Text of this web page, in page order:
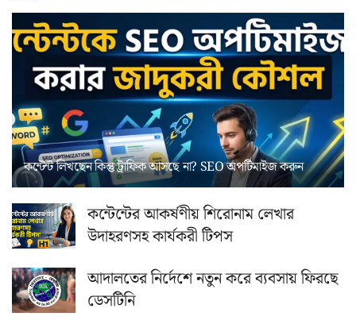
কন্টেন্ট লিখছেন কিন্তু ট্রাফিক আসছে না? ‍SEO অপটিমাইজ করুন
কন্টেন্টের আকর্ষণীয় শিরোনাম লেখার
উদাহরণসহ কার্যকরী টিপস
আদালতের নির্দেশে নতুন করে ব্যবসায় ফিরছে
ডেসটিনি